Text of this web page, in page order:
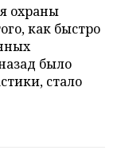
охраны
как быстро
было
стало